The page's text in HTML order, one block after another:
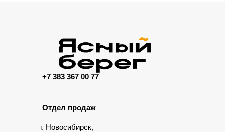
Отдел продаж
г. Новосибирск,
+7 383 367 00 77